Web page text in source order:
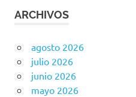
ARCHIVOS
agosto 2026
julio 2026
junio 2026
mayo 2026